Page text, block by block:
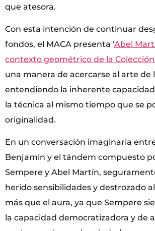
que atesora.
Con esta intención de continuar
fondos, el MACA presenta ‘Abel
contexto geométrico de la
una manera de acercarse al arte de
entendiendo la inherente
la técnica al mismo tiempo que se
originalidad.
En un conversación imaginaria
Benjamin y el tándem compuesto
Sempere y Abel Martín,
herido sensibilidades y destrozado
más que el aura, ya que Sempere
la capacidad democratizadora y de